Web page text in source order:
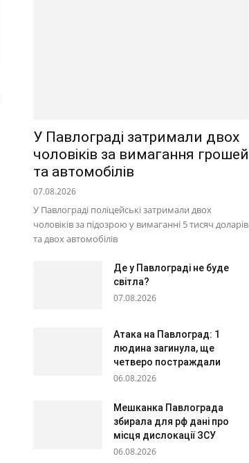
У Павлограді затримали двох
чоловіків за вимагання грошей
та автомобілів
07.08.2026
У Павлограді поліцейські затримали двох
чоловіків за підозрою у вимаганні 5 тисяч доларів
та двох автомобілів
Де у Павлограді не буде
світла?
07.08.2026
Атака на Павлоград: 1
людина загинула, ще
четверо постраждали
06.08.2026
Мешканка Павлограда
збирала для рф дані про
місця дислокації ЗСУ
06.08.2026